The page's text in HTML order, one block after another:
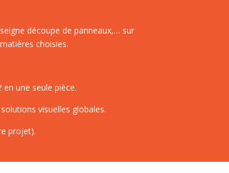
découpe de panneaux,… sur
choisies.
en une seule pièce.
visuelles globales.
projet).